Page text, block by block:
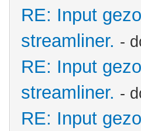
RE: Input
streamliner. -
RE: Input
streamliner. -
RE: Input